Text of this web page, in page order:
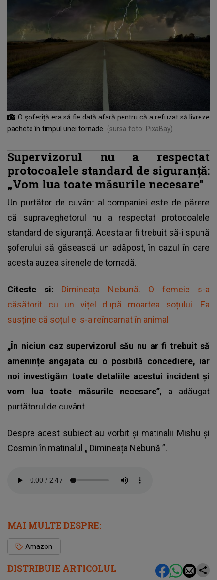
DISTRIBUIE ARTICOLUL
O șoferiță era să fie dată afară pentru că a refuzat să livreze
pachete în timpul unei tornade
(sursa foto: PixaBay)
Supervizorul nu a respectat
protocoalele standard de siguranță:
„Vom lua toate măsurile necesare”
Un purtător de cuvânt al companiei este de părere
că supraveghetorul nu a respectat protocoalele
standard de siguranță. Acesta ar fi trebuit să-i spună
șoferului să găsească un adăpost, în cazul în care
acesta auzea sirenele de tornadă.
Citeste si: Dimineața Nebună. O femeie s-a
căsătorit cu un vițel după moartea soțului. Ea
susține că soțul ei s-a reîncarnat în animal
„În niciun caz supervizorul său nu ar fi trebuit să
amenințe angajata cu o posibilă concediere, iar
noi investigăm toate detaliile acestui incident și
vom lua toate măsurile necesare”, a adăugat
purtătorul de cuvânt.
Despre acest subiect au vorbit și matinalii Mishu și
Cosmin în matinalul „ Dimineața Nebună ”.
MAI MULTE DESPRE:
Amazon